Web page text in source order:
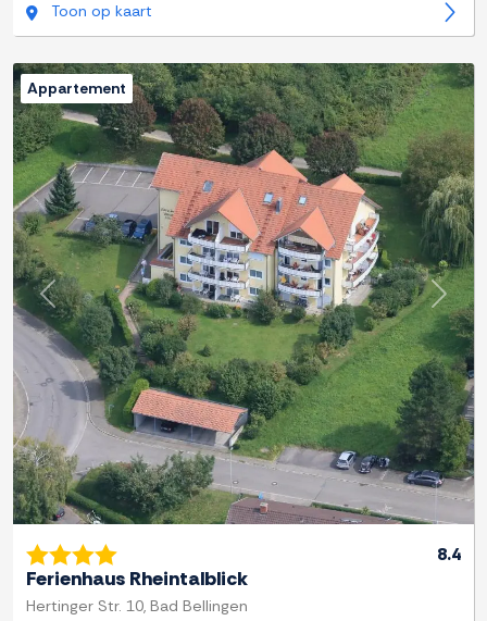
Toon op kaart
Previous Next
Appartement
8.4
Ferienhaus Rheintalblick
Hertinger Str. 10, Bad Bellingen